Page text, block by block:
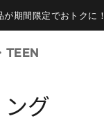
期間限定でおトクに！
TEEN
グ